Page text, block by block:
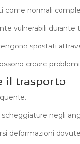
come normali
vulnerabili durante
spostati
creare problemi.
il trasporto
negli
deformazioni